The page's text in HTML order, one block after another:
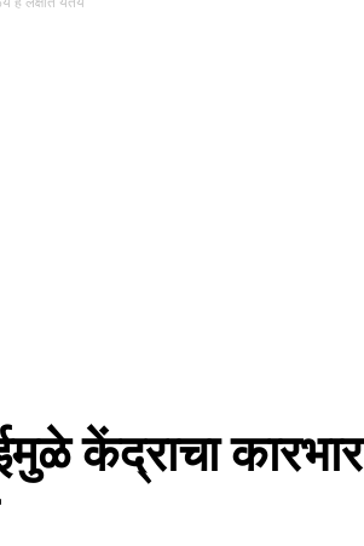
केंद्राचा कारभार